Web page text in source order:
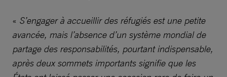
« S’engager à accueillir des réfugiés est une petite
avancée, mais l’absence d’un système mondial de
partage des responsabilités, pourtant indispensable,
après deux sommets importants signifie que les